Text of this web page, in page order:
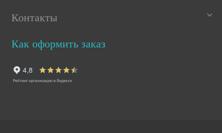
Контакты
Как оформить заказ